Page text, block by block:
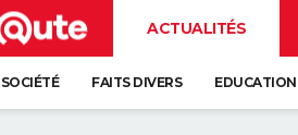
ACTUALITÉS
SOCIÉTÉ FAITS DIVERS EDUCATION